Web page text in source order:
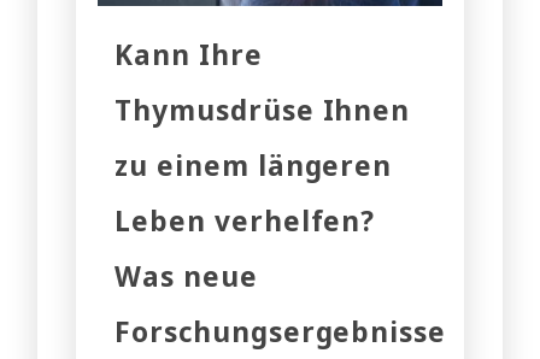
Kann Ihre
Thymusdrüse Ihnen
zu einem längeren
Leben verhelfen?
Was neue
Forschungsergebnisse